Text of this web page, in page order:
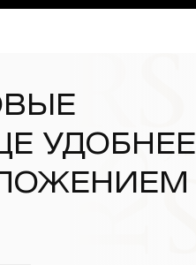
УДОБНЕЕ